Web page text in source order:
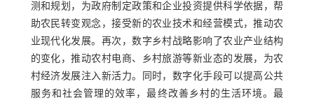
测和规划，为政府制定政策和企业投资提供科学依据，帮
助农民转变观念，接受新的农业技术和经营模式，推动农
业现代化发展。再次，数字乡村战略影响了农业产业结构
的变化，推动农村电商、乡村旅游等新业态的发展，为农
村经济发展注入新活力。同时，数字化手段可以提高公共
服务和社会管理的效率，最终改善乡村的生活环境。最